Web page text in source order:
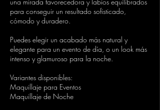
para conseguir un resultado sofisticado,
cómodo y duradero.
Puedes elegir un acabado más natural y
elegante para un evento de día, o un look más
intenso y glamuroso para la noche.
Variantes disponibles:
Maquillaje para Eventos
Maquillaje de Noche